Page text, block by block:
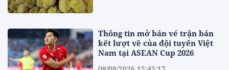
Thông tin mở bán vé trận bán
kết lượt về của đội tuyển Việt
Nam tại ASEAN Cup 2026